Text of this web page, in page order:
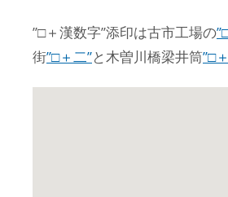
”□＋漢数字”添印は古市工場の
街”□＋二”と木曽川橋梁井筒”□